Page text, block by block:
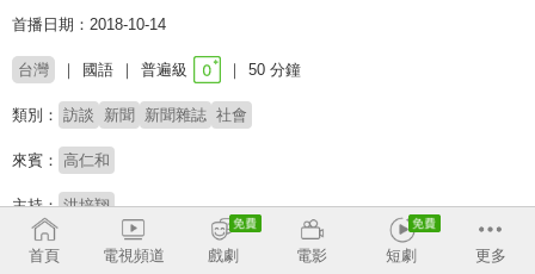
首播日期：2018-10-14
台灣 國語 普遍級 50 分鐘
類別： 訪談 新聞 新聞雜誌 社會
來賓： 高仁和
主持： 洪培翔
# 法網恢恢 # 社會事件# 刑案 # 完整版 # 深度報導
首頁 電視頻道 戲劇 電影 短劇 更多